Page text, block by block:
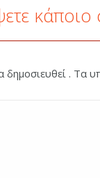
κάποιο
. Τα